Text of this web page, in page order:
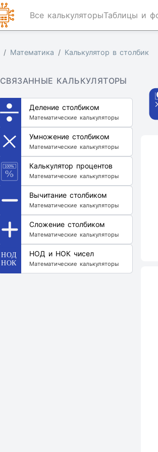
Все калькуляторыТаблицы и
Математика Калькулятор в столбик
СВЯЗАННЫЕ КАЛЬКУЛЯТОРЫ
Деление столбиком
Математические калькуляторы
Умножение столбиком
Математические калькуляторы
Калькулятор процентов
Математические калькуляторы
Вычитание столбиком
Математические калькуляторы
Сложение столбиком
Математические калькуляторы
НОД и НОК чисел
Математические калькуляторы